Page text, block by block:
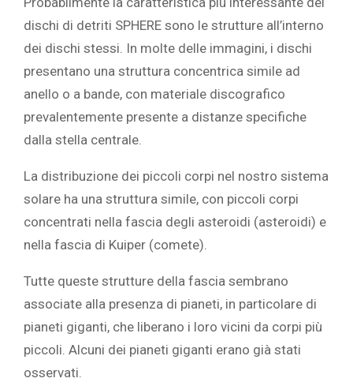
dischi di detriti SPHERE sono le strutture all’interno
dei dischi stessi. In molte delle immagini, i dischi
presentano una struttura concentrica simile ad
anello o a bande, con materiale discografico
prevalentemente presente a distanze specifiche
dalla stella centrale.
La distribuzione dei piccoli corpi nel nostro sistema
solare ha una struttura simile, con piccoli corpi
concentrati nella fascia degli asteroidi (asteroidi) e
nella fascia di Kuiper (comete).
Tutte queste strutture della fascia sembrano
associate alla presenza di pianeti, in particolare di
pianeti giganti, che liberano i loro vicini da corpi più
piccoli. Alcuni dei pianeti giganti erano già stati
osservati.